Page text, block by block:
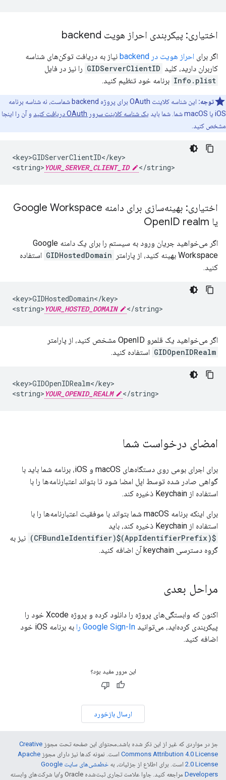
اختیاری: پیکربندی احراز هویت backend
اگر برای احراز هویت در backend
نیاز به دریافت توکن‌های شناسه
کاربران دارید، کلید GIDServerClientID را نیز در فایل
Info.plist برنامه خود تنظیم کنید.
توجه:
این شناسه کلاینت OAuth برای پروژه backend شماست، نه شناسه برنامه
iOS یا macOS شما. شما باید
یک شناسه کلاینت سرور OAuth دریافت کنید
و آن را اینجا
مشخص کنید.
<key>GIDServerClientID</key>
<string> YOUR_SERVER_CLIENT_ID </string>
اختیاری: بهینه‌سازی برای دامنه Google Workspace
یا Open ID realm
اگر می‌خواهید جریان ورود به سیستم را برای یک دامنه Google
Workspace بهینه کنید، از پارامتر
GIDHostedDomain استفاده
کنید.
<key>GIDHostedDomain</key>
<string> YOUR_HOSTED_DOMAIN </string>
اگر می‌خواهید یک قلمرو OpenID مشخص کنید، از پارامتر
GIDOpenIDRealm استفاده کنید.
<key>GIDOpenIDRealm</key>
<string> YOUR_OPENID_REALM </string>
امضای درخواست شما
برای اجرای بومی روی دستگاه‌های macOS و iOS، برنامه شما باید با
گواهی صادر شده توسط اپل امضا شود تا بتواند اعتبارنامه‌ها را با
استفاده از Keychain ذخیره کند.
برای اینکه برنامه macOS شما بتواند با موفقیت اعتبارنامه‌ها را با
استفاده از Keychain ذخیره کند، باید
$(AppIdentifierPrefix)$(CFBundleIdentifier)
نیز به
گروه دسترسی keychain آن اضافه کنید.
مراحل بعدی
اکنون که وابستگی‌های پروژه را دانلود کرده و پروژه Xcode خود را
پیکربندی کرده‌اید، می‌توانید Google Sign-In را
به برنامه iOS خود
اضافه کنید.
این مرور مفید بود؟
ارسال بازخورد
جز در مواردی که غیر از این ذکر شده باشد،‌محتوای این صفحه تحت مجوز Creative
Commons Attribution 4.0 License است. نمونه کدها نیز دارای مجوز Apache
2.0 License است. برای اطلاع از جزئیات، به
خطمشی‌های سایت Google
Developers‏
مراجعه کنید. جاوا علامت تجاری ثبت‌شده Oracle و/یا شرکت‌های وابسته